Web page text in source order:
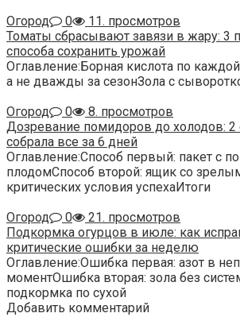
Огород
0
11. просмотров
Томаты сбрасывают завязи в жару: 3
способа сохранить урожай
Оглавление:Борная кислота по
а не дважды за сезонЗола с
Огород
0
8. просмотров
Дозревание помидоров до холодов: 2
собрала все за 6 дней
Оглавление:Способ первый: пакет с
плодомСпособ второй: ящик со
критических условия успехаИтоги
Огород
0
21. просмотров
Подкормка огурцов в июле: как
критические ошибки за неделю
Оглавление:Ошибка первая: азот в
моментОшибка вторая: зола без
подкормка по сухой
Добавить комментарий